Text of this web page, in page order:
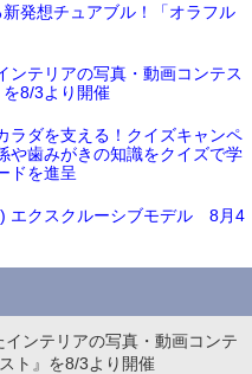
発想チュアブル！「オラフル
ンテリアの写真・動画コンテス
を8/3より開催
ラダを支える！クイズキャンペ
歯みがきの知識をクイズで学
ドを進呈
エクスクルーシブモデル 8月4
ンテリアの写真・動画コンテ
ト』を8/3より開催